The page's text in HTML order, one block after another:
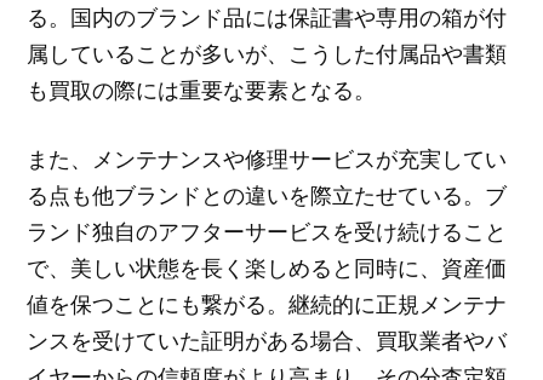
る。国内のブランド品には保証書や専用の箱が付
属していることが多いが、こうした付属品や書類
も買取の際には重要な要素となる。
また、メンテナンスや修理サービスが充実してい
る点も他ブランドとの違いを際立たせている。ブ
ランド独自のアフターサービスを受け続けること
で、美しい状態を長く楽しめると同時に、資産価
値を保つことにも繋がる。継続的に正規メンテナ
ンスを受けていた証明がある場合、買取業者やバ